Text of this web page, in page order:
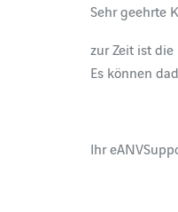
Sehr geehrte
zur Zeit ist
Es können
Ihr